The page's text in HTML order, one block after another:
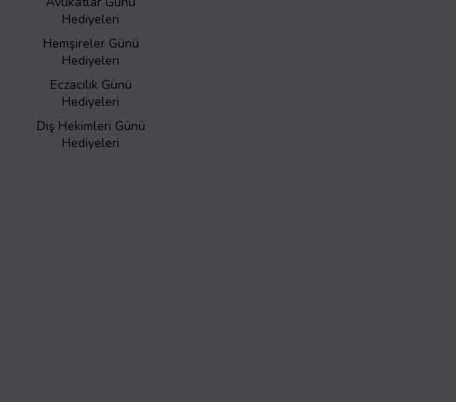
Hediyeleri
Hemşireler Günü
Hediyeleri
Eczacılık Günü
Hediyeleri
Diş Hekimleri Günü
Hediyeleri